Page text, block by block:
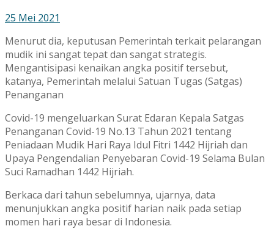
25 Mei 2021
Menurut dia, keputusan Pemerintah terkait pelarangan
mudik ini sangat tepat dan sangat strategis.
Mengantisipasi kenaikan angka positif tersebut,
katanya, Pemerintah melalui Satuan Tugas (Satgas)
Penanganan
Covid-19 mengeluarkan Surat Edaran Kepala Satgas
Penanganan Covid-19 No.13 Tahun 2021 tentang
Peniadaan Mudik Hari Raya Idul Fitri 1442 Hijriah dan
Upaya Pengendalian Penyebaran Covid-19 Selama Bulan
Suci Ramadhan 1442 Hijriah.
Berkaca dari tahun sebelumnya, ujarnya, data
menunjukkan angka positif harian naik pada setiap
momen hari raya besar di Indonesia.